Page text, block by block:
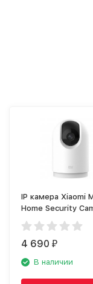
IP камера Xiaomi
Home Security
Pro
4 690₽
В наличии